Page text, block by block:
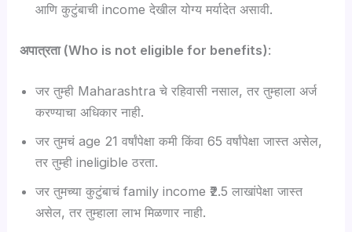
आणि कुटुंबाची income देखील योग्य मर्यादेत असावी.
अपात्रता (Who is not eligible for benefits):
जर तुम्ही Maharashtra चे रहिवासी नसाल, तर तुम्हाला अर्ज
करण्याचा अधिकार नाही.
जर तुमचं age 21 वर्षांपेक्षा कमी किंवा 65 वर्षांपेक्षा जास्त असेल,
तर तुम्ही ineligible ठरता.
जर तुमच्या कुटुंबाचं family income ₹2.5 लाखांपेक्षा जास्त
असेल, तर तुम्हाला लाभ मिळणार नाही.